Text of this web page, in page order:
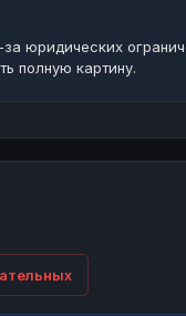
юридических
полную картину.